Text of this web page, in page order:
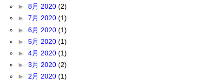
► 8月 2020 (2)
► 7月 2020 (1)
► 6月 2020 (1)
► 5月 2020 (1)
► 4月 2020 (1)
► 3月 2020 (2)
► 2月 2020 (1)